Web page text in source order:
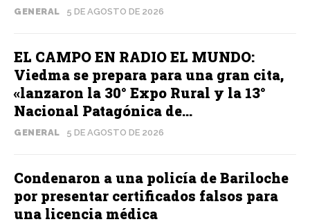
GENERAL 5 DE AGOSTO DE 2026
EL CAMPO EN RADIO EL MUNDO:
Viedma se prepara para una gran cita,
«lanzaron la 30° Expo Rural y la 13°
Nacional Patagónica de...
GENERAL 5 DE AGOSTO DE 2026
Condenaron a una policía de Bariloche
por presentar certificados falsos para
una licencia médica